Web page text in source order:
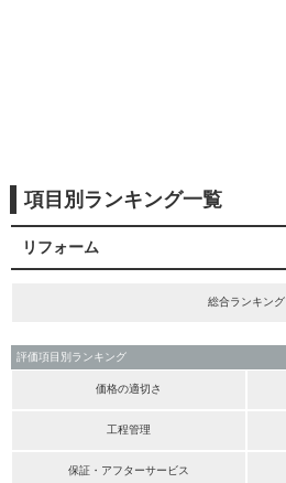
項目別ランキング一覧
リフォーム
総合ランキング
評価項目別ランキング
価格の適切さ
工程管理
保証・アフターサービス